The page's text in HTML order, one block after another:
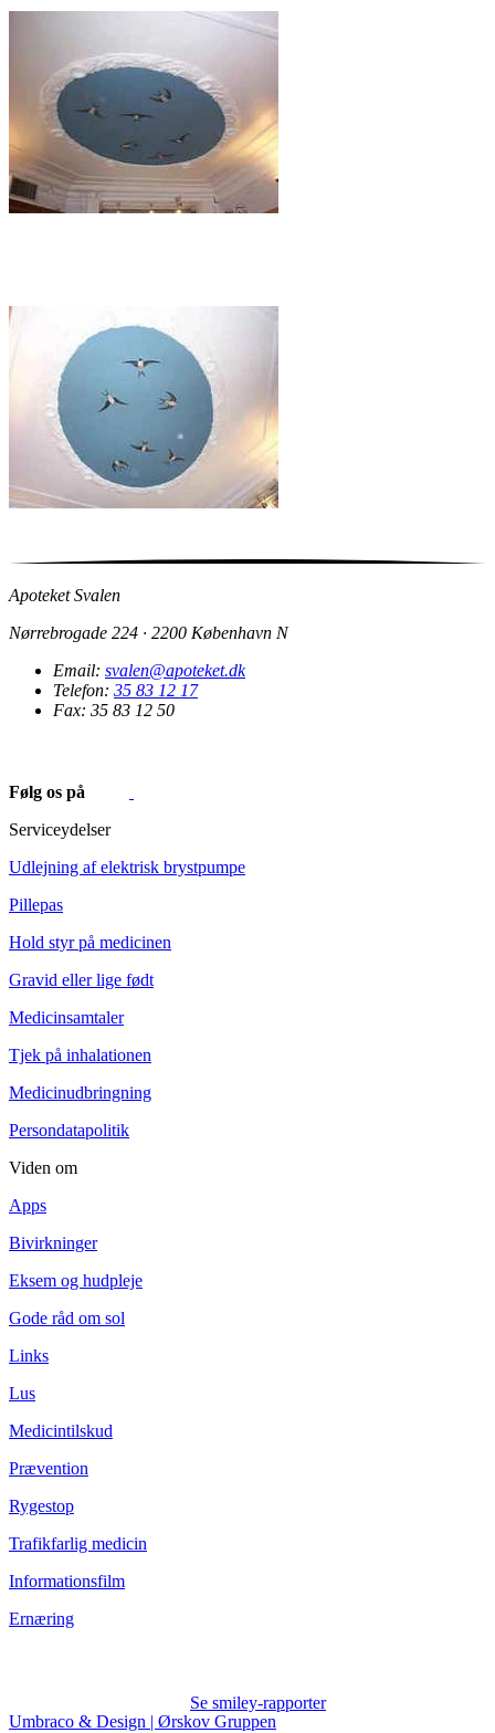
Apoteket Svalen
Nørrebrogade 224 · 2200 København N
Email: svalen@apoteket.dk
Telefon: 35 83 12 17
Fax: 35 83 12 50
Følg os på
Serviceydelser
Udlejning af elektrisk brystpumpe
Pillepas
Hold styr på medicinen
Gravid eller lige født
Medicinsamtaler
Tjek på inhalationen
Medicinudbringning
Persondatapolitik
Viden om
Apps
Bivirkninger
Eksem og hudpleje
Gode råd om sol
Links
Lus
Medicintilskud
Prævention
Rygestop
Trafikfarlig medicin
Informationsfilm
Ernæring
Se smiley-rapporter
Umbraco & Design | Ørskov Gruppen